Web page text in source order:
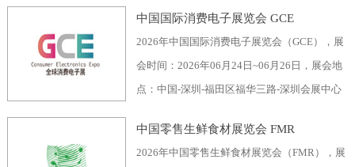
中国国际消费电子展览会 GCE
2026年中国国际消费电子展览会（GCE），展
会时间：2026年06月24日~06月26日，展会地
点：中国-深圳-福田区福华三路-深圳会展中心
深圳振华展览有限公司，举办周期：一年一
届，展会面积：40000平米，参展观众：60000
中国零售生鲜食材展览会 FMR
2026年中国零售生鲜食材展览会（FMR），展